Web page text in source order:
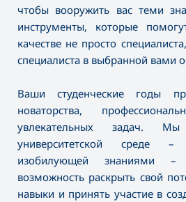
чтобы вооружить вас теми
инструменты, которые
качестве не просто
специалиста в выбранной вами
Ваши студенческие годы
новаторства,
увлекательных задач.
университетской среде
изобилующей знаниями –
возможность раскрыть свой
навыки и принять участие в